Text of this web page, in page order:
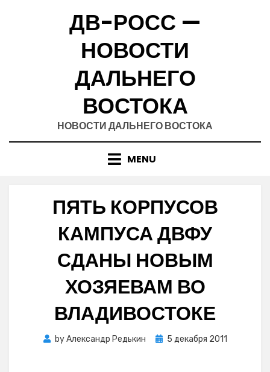
ДВ-РОСС —
НОВОСТИ
ДАЛЬНЕГО
ВОСТОКА
НОВОСТИ ДАЛЬНЕГО ВОСТОКА
MENU
ПЯТЬ КОРПУСОВ
КАМПУСА ДВФУ
СДАНЫ НОВЫМ
ХОЗЯЕВАМ ВО
ВЛАДИВОСТОКЕ
byАлександр Редькин
Posted
5 декабря 2011